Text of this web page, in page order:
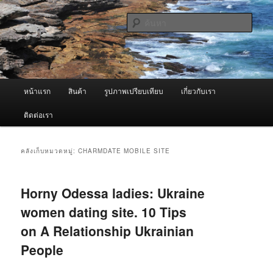
ข้าม
ไป
ยัง
เนื้อหา
หลัก
ข้าม
ไป
บทความ
รอง
ผู้นำเข้าเครื่องพ่นหมอกควัน Best
Fogger / Fogger One และ อะไหล่
จำหน่ายเครื่องพ่นหมอกควัน คุณภาพดี บริการด้วยความจริงใจ
ค้นหา
หน้าแรก สินค้า รูปภาพเปรียบเทียบ เกี่ยวกับเรา
ติดต่อเรา
คลังเก็บหมวดหมู่:CHARMDATE MOBILE SITE
Horny Odessa ladies: Ukraine
women dating site. 10 Tips
on A Relationship Ukrainian
People